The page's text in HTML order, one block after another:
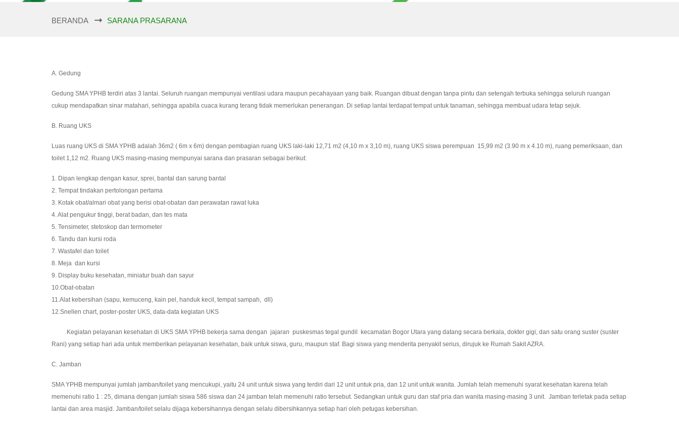
BERANDA SARANA PRASARANA
A. Gedung
Gedung SMA YPHB terdiri atas 3 lantai. Seluruh ruangan mempunyai ventilasi udara maupun pecahayaan yang baik. Ruangan dibuat dengan tanpa pintu dan setengah terbuka sehingga seluruh ruangan
cukup mendapatkan sinar matahari, sehingga apabila cuaca kurang terang tidak memerlukan penerangan. Di setiap lantai terdapat tempat untuk tanaman, sehingga membuat udara tetap sejuk.
B. Ruang UKS
Luas ruang UKS di SMA YPHB adalah 36m2 ( 6m x 6m) dengan pembagian ruang UKS laki-laki 12,71 m2 (4,10 m x 3,10 m), ruang UKS siswa perempuan 15,99 m2 (3.90 m x 4.10 m), ruang pemeriksaan, dan
toilet 1,12 m2. Ruang UKS masing-masing mempunyai sarana dan prasaran sebagai berikut:
1. Dipan lengkap dengan kasur, sprei, bantal dan sarung bantal
2. Tempat tindakan pertolongan pertama
3. Kotak obat/almari obat yang berisi obat-obatan dan perawatan rawat luka
4. Alat pengukur tinggi, berat badan, dan tes mata
5. Tensimeter, stetoskop dan termometer
6. Tandu dan kursi roda
7. Wastafel dan toilet
8. Meja dan kursi
9. Display buku kesehatan, miniatur buah dan sayur
10.Obat-obatan
11.Alat kebersihan (sapu, kemuceng, kain pel, handuk kecil, tempat sampah, dll)
12.Snellen chart, poster-poster UKS, data-data kegiatan UKS
Kegiatan pelayanan kesehatan di UKS SMA YPHB bekerja sama dengan jajaran puskesmas tegal gundil kecamatan Bogor Utara yang datang secara berkala, dokter gigi, dan satu orang suster (suster
Rani) yang setiap hari ada untuk memberikan pelayanan kesehatan, baik untuk siswa, guru, maupun staf. Bagi siswa yang menderita penyakit serius, dirujuk ke Rumah Sakit AZRA.
C. Jamban
SMA YPHB mempunyai jumlah jamban/toilet yang mencukupi, yaitu 24 unit untuk siswa yang terdiri dari 12 unit untuk pria, dan 12 unit untuk wanita. Jumlah telah memenuhi syarat kesehatan karena telah
memenuhi ratio 1 : 25, dimana dengan jumlah siswa 586 siswa dan 24 jamban telah memenuhi ratio tersebut. Sedangkan untuk guru dan staf pria dan wanita masing-masing 3 unit. Jamban terletak pada setiap
lantai dan area masjid. Jamban/toilet selalu dijaga kebersihannya dengan selalu dibersihkannya setiap hari oleh petugas kebersihan.